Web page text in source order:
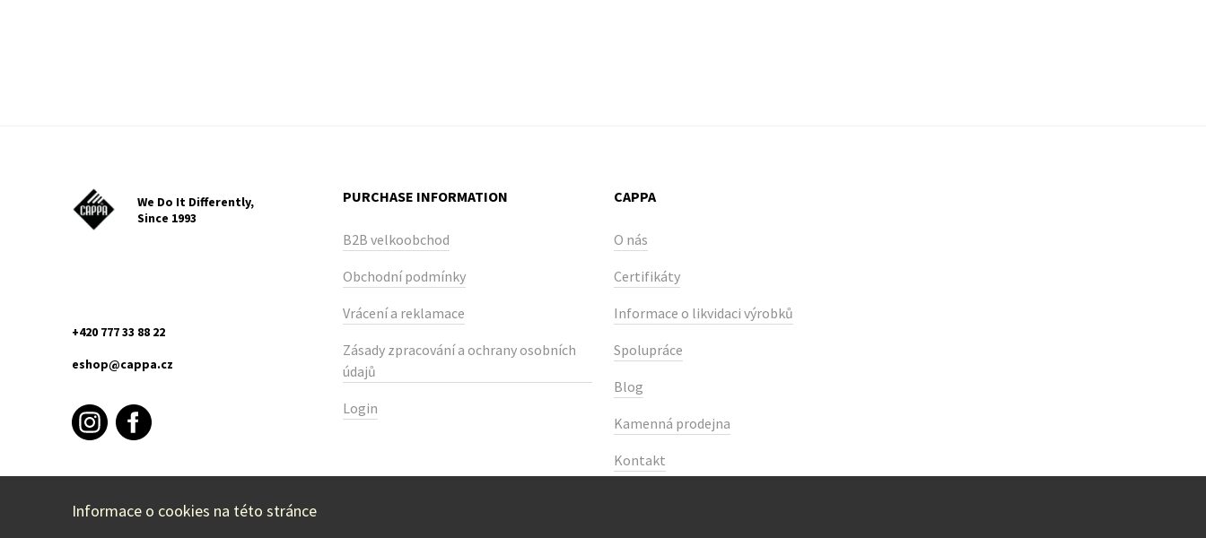
We Do It Differently,
Since 1993
+420 777 33 88 22
eshop@cappa.cz
PURCHASE INFORMATION
B2B velkoobchod
Obchodní podmínky
Vrácení a reklamace
Zásady zpracování a ochrany osobních
údajů
Login
CAPPA
O nás
Certifikáty
Informace o likvidaci výrobků
Spolupráce
Blog
Kamenná prodejna
Kontakt
Informace o cookies na této stránce